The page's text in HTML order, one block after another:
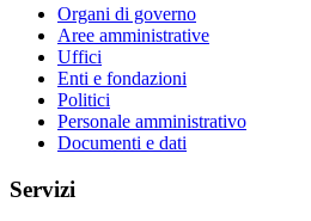
Organi di governo
Aree amministrative
Uffici
Enti e fondazioni
Politici
Personale amministrativo
Documenti e dati
Servizi